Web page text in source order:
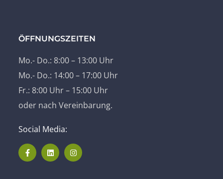
ÖFFNUNGSZEITEN
Mo.- Do.: 8:00 – 13:00 Uhr
Mo.- Do.: 14:00 – 17:00 Uhr
Fr.: 8:00 Uhr – 15:00 Uhr
oder nach Vereinbarung.
Social Media: